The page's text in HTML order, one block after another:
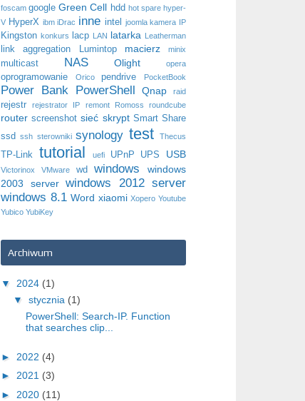
foscam google Green Cell hdd hot spare hyper-
V HyperX ibm iDrac inne intel joomla kamera IP
Kingston konkurs lacp LAN latarka Leatherman
link aggregation Lumintop macierz minix
multicast NAS Olight opera
oprogramowanie Orico pendrive PocketBook
Power Bank PowerShell Qnap raid
rejestr rejestrator IP remont Romoss roundcube
router screenshot sieć skrypt Smart Share
ssd
ssh sterowniki synology test Thecus
TP-Link tutorial uefi UPnP UPS USB
Victorinox VMware wd windows
windows
2003 server windows 2012 server
windows 8.1 Word xiaomi Xopero Youtube
Yubico YubiKey
Archiwum
▼ 2024 (1)
▼ stycznia (1)
PowerShell: Search-IP. Function
that searches clip...
► 2022 (4)
► 2021 (3)
► 2020 (11)